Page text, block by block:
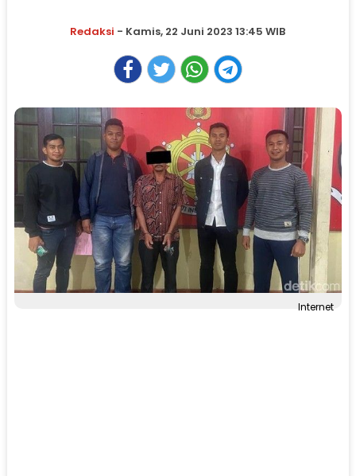
Redaksi - Kamis, 22 Juni 2023 13:45 WIB
Internet